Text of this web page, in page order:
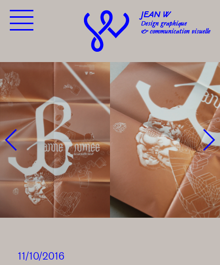
JEAN W
Design graphique
& communication visuelle
11/10/2016